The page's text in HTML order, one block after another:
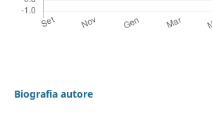
Biografia autore